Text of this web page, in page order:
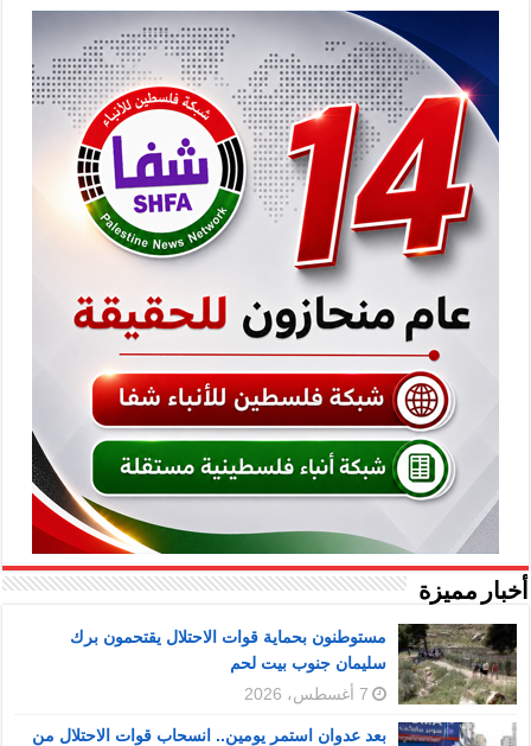
أخبار مميزة
مستوطنون بحماية قوات الاحتلال يقتحمون برك
سليمان جنوب بيت لحم
7 أغسطس، 2026
بعد عدوان استمر يومين.. انسحاب قوات الاحتلال من